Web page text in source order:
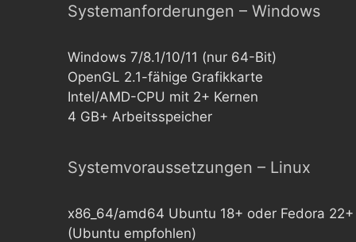
Systemanforderungen – Windows
Windows 7/8.1/10/11 (nur 64-Bit)
OpenGL 2.1-fähige Grafikkarte
Intel/AMD-CPU mit 2+ Kernen
4 GB+ Arbeitsspeicher
Systemvoraussetzungen – Linux
x86_64/amd64 Ubuntu 18+ oder Fedora 22+
(Ubuntu empfohlen)